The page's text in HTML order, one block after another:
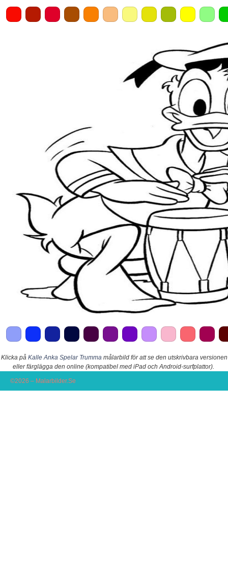
Klicka på Kalle Anka Spelar Trumma målarbild för att se den utskrivbara versionen
eller färglägga den online (kompatibel med iPad och Android-surfplattor).
©2026 – Malarbilder.Se